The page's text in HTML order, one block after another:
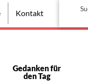
Kontakt
Gedanken für
den Tag